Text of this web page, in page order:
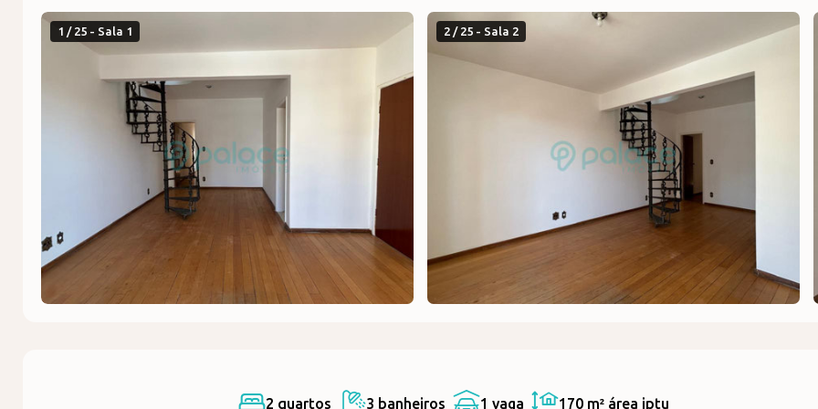
1 / 25 - Sala 1 2 / 25 - Sala 2
2 quartos 3 banheiros 1 vaga 170 m² área iptu